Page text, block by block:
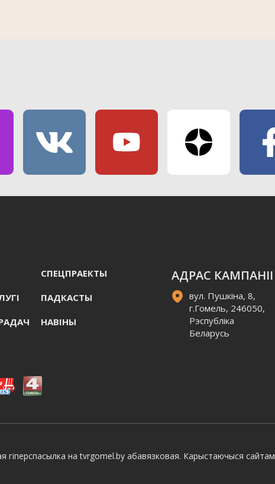
СПЕЦПРАЕКТЫ
ПАДКАСТЫ
НАВIНЫ
АДРАС КАМПАНІІ
вул. Пушкіна, 8,
г.Гомель, 246050,
Рэспубліка
Беларусь
на tvrgomel.by абавязковая. Карыстаючыся